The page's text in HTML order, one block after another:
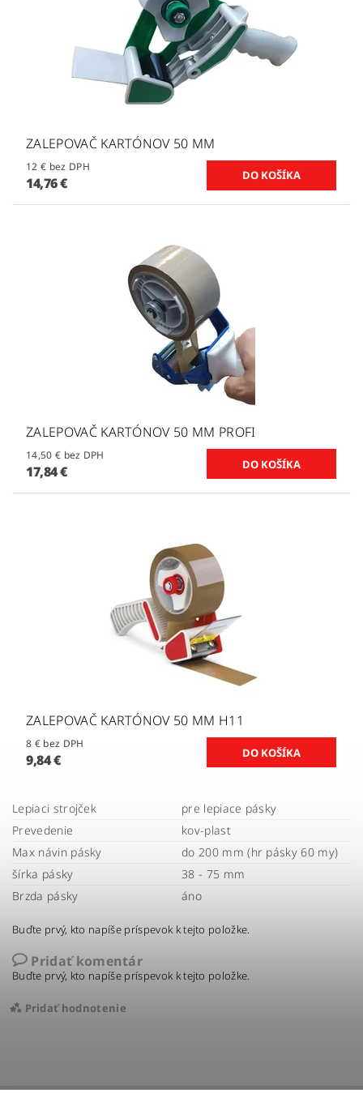
ZALEPOVAČ KARTÓNOV 50 MM
12 € bez DPH
14,76 €
ZALEPOVAČ KARTÓNOV 50 MM PROFI
14,50 € bez DPH
17,84 €
ZALEPOVAČ KARTÓNOV 50 MM H11
8 € bez DPH
9,84 €
Lepiaci strojček
pre lepiace pásky
Prevedenie
kov-plast
Max návin pásky
do 200 mm (hr pásky 60 my)
šírka pásky
38 - 75 mm
Brzda pásky
áno
Buďte prvý, kto napíše príspevok k tejto položke.
Pridať komentár
Buďte prvý, kto napíše príspevok k tejto položke.
Pridať hodnotenie